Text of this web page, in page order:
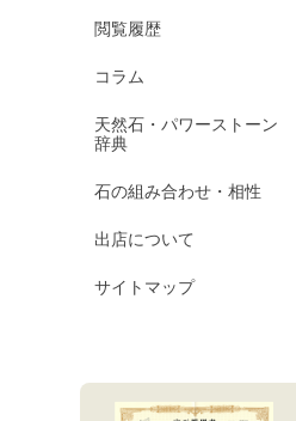
閲覧履歴
コラム
天然石・パワーストーン
辞典
石の組み合わせ・相性
出店について
サイトマップ